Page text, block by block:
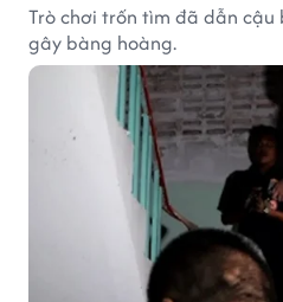
Trò chơi trốn tìm đã dẫn
gây bàng hoàng.